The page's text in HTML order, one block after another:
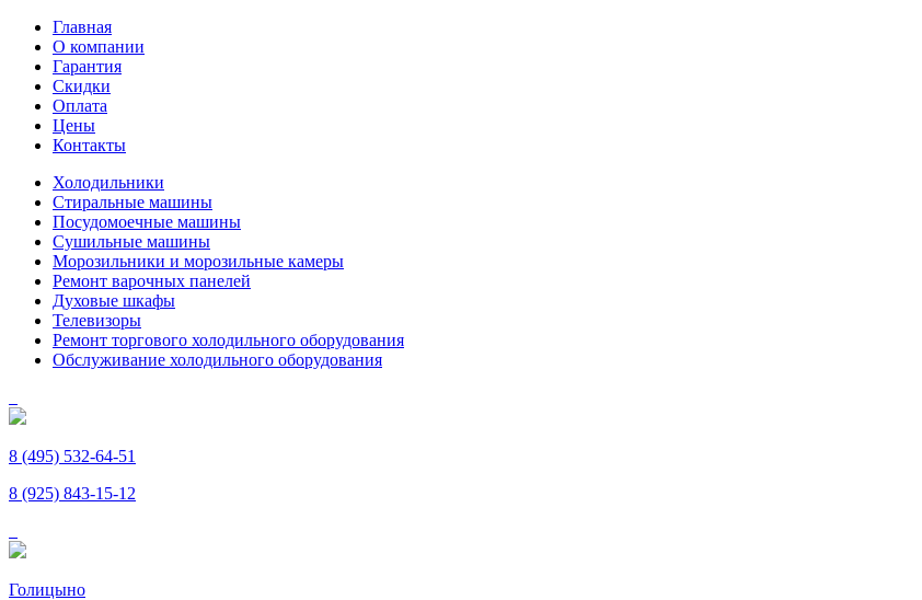
Главная
О компании
Гарантия
Скидки
Оплата
Цены
Контакты
Холодильники
Стиральные машины
Посудомоечные машины
Сушильные машины
Морозильники и морозильные камеры
Ремонт варочных панелей
Духовые шкафы
Телевизоры
Ремонт торгового холодильного оборудования
Обслуживание холодильного оборудования
8 (495) 532-64-51
8 (925) 843-15-12
Голицыно